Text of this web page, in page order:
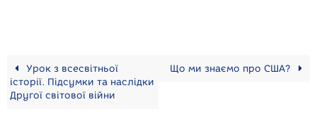
o
o
k
g
e
a
m
p
Урок з всесвітньої
історії. Підсумки та наслідки
Другої світової війни
Що ми знаємо про США?